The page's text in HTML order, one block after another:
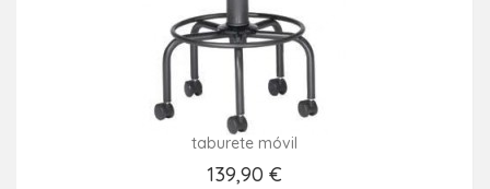
taburete móvil
139,90 €